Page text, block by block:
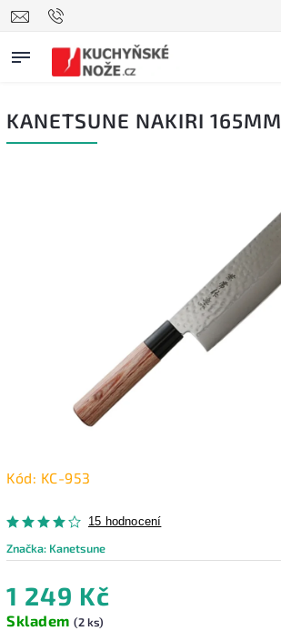
KANETSUNE NAKIRI 165MM
Kód: KC-953
15 hodnocení
Značka: Kanetsune
1 249 Kč
Skladem (2 ks)